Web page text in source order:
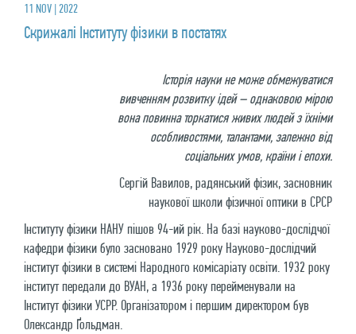
11 NOV | 2022
Скрижалі Інституту фізики в постатях
Історія науки не може обмежуватися
вивченням розвитку ідей – однаковою мірою
вона повинна торкатися живих людей з їхніми
особливостями, талантами, залежно від
соціальних умов, країни і епохи.
Сергій Вавилов, радянський фізик, засновник
наукової школи фізичної оптики в СРСР
Інституту фізики НАНУ пішов 94-ий рік. На базі науково-дослідчої
кафедри фізики було засновано 1929 року Науково-дослідчий
інститут фізики в системі Народного комісаріату освіти. 1932 року
інститут передали до ВУАН, а 1936 року перейменували на
Інститут фізики УСРР. Організатором і першим директором був
Олександр Ґольдман.